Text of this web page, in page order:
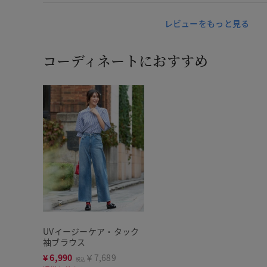
レビューをもっと見る
コーディネートにおすすめ
UVイージーケア・タック
袖ブラウス
¥6,990 税込 ￥7,689